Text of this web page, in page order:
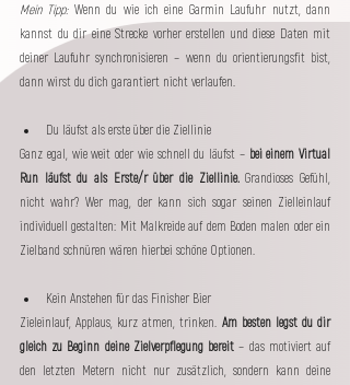
Mein Tipp: Wenn du wie ich eine Garmin Laufuhr nutzt, dann
kannst du dir eine Strecke vorher erstellen und diese Daten mit
deiner Laufuhr synchronisieren – wenn du orientierungsfit bist,
dann wirst du dich garantiert nicht verlaufen.
Du läufst als erste über die Ziellinie
Ganz egal, wie weit oder wie schnell du läufst – bei einem Virtual
Run läufst du als Erste/r über die Ziellinie. Grandioses Gefühl,
nicht wahr? Wer mag, der kann sich sogar seinen Zielleinlauf
individuell gestalten: Mit Malkreide auf dem Boden malen oder ein
Zielband schnüren wären hierbei schöne Optionen.
Kein Anstehen für das Finisher Bier
Zieleinlauf, Applaus, kurz atmen, trinken. Am besten legst du dir
gleich zu Beginn deine Zielverpflegung bereit – das motiviert auf
den letzten Metern nicht nur zusätzlich, sondern kann deine